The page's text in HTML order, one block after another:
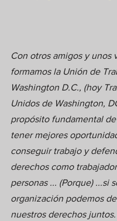
Con otros amigos y unos
formamos la Unión de
Washington D.C., (hoy
Unidos de Washington,
propósito fundamental
tener mejores
conseguir trabajo y
derechos como
personas ... (Porque) ...si
organización podemos
nuestros derechos juntos.